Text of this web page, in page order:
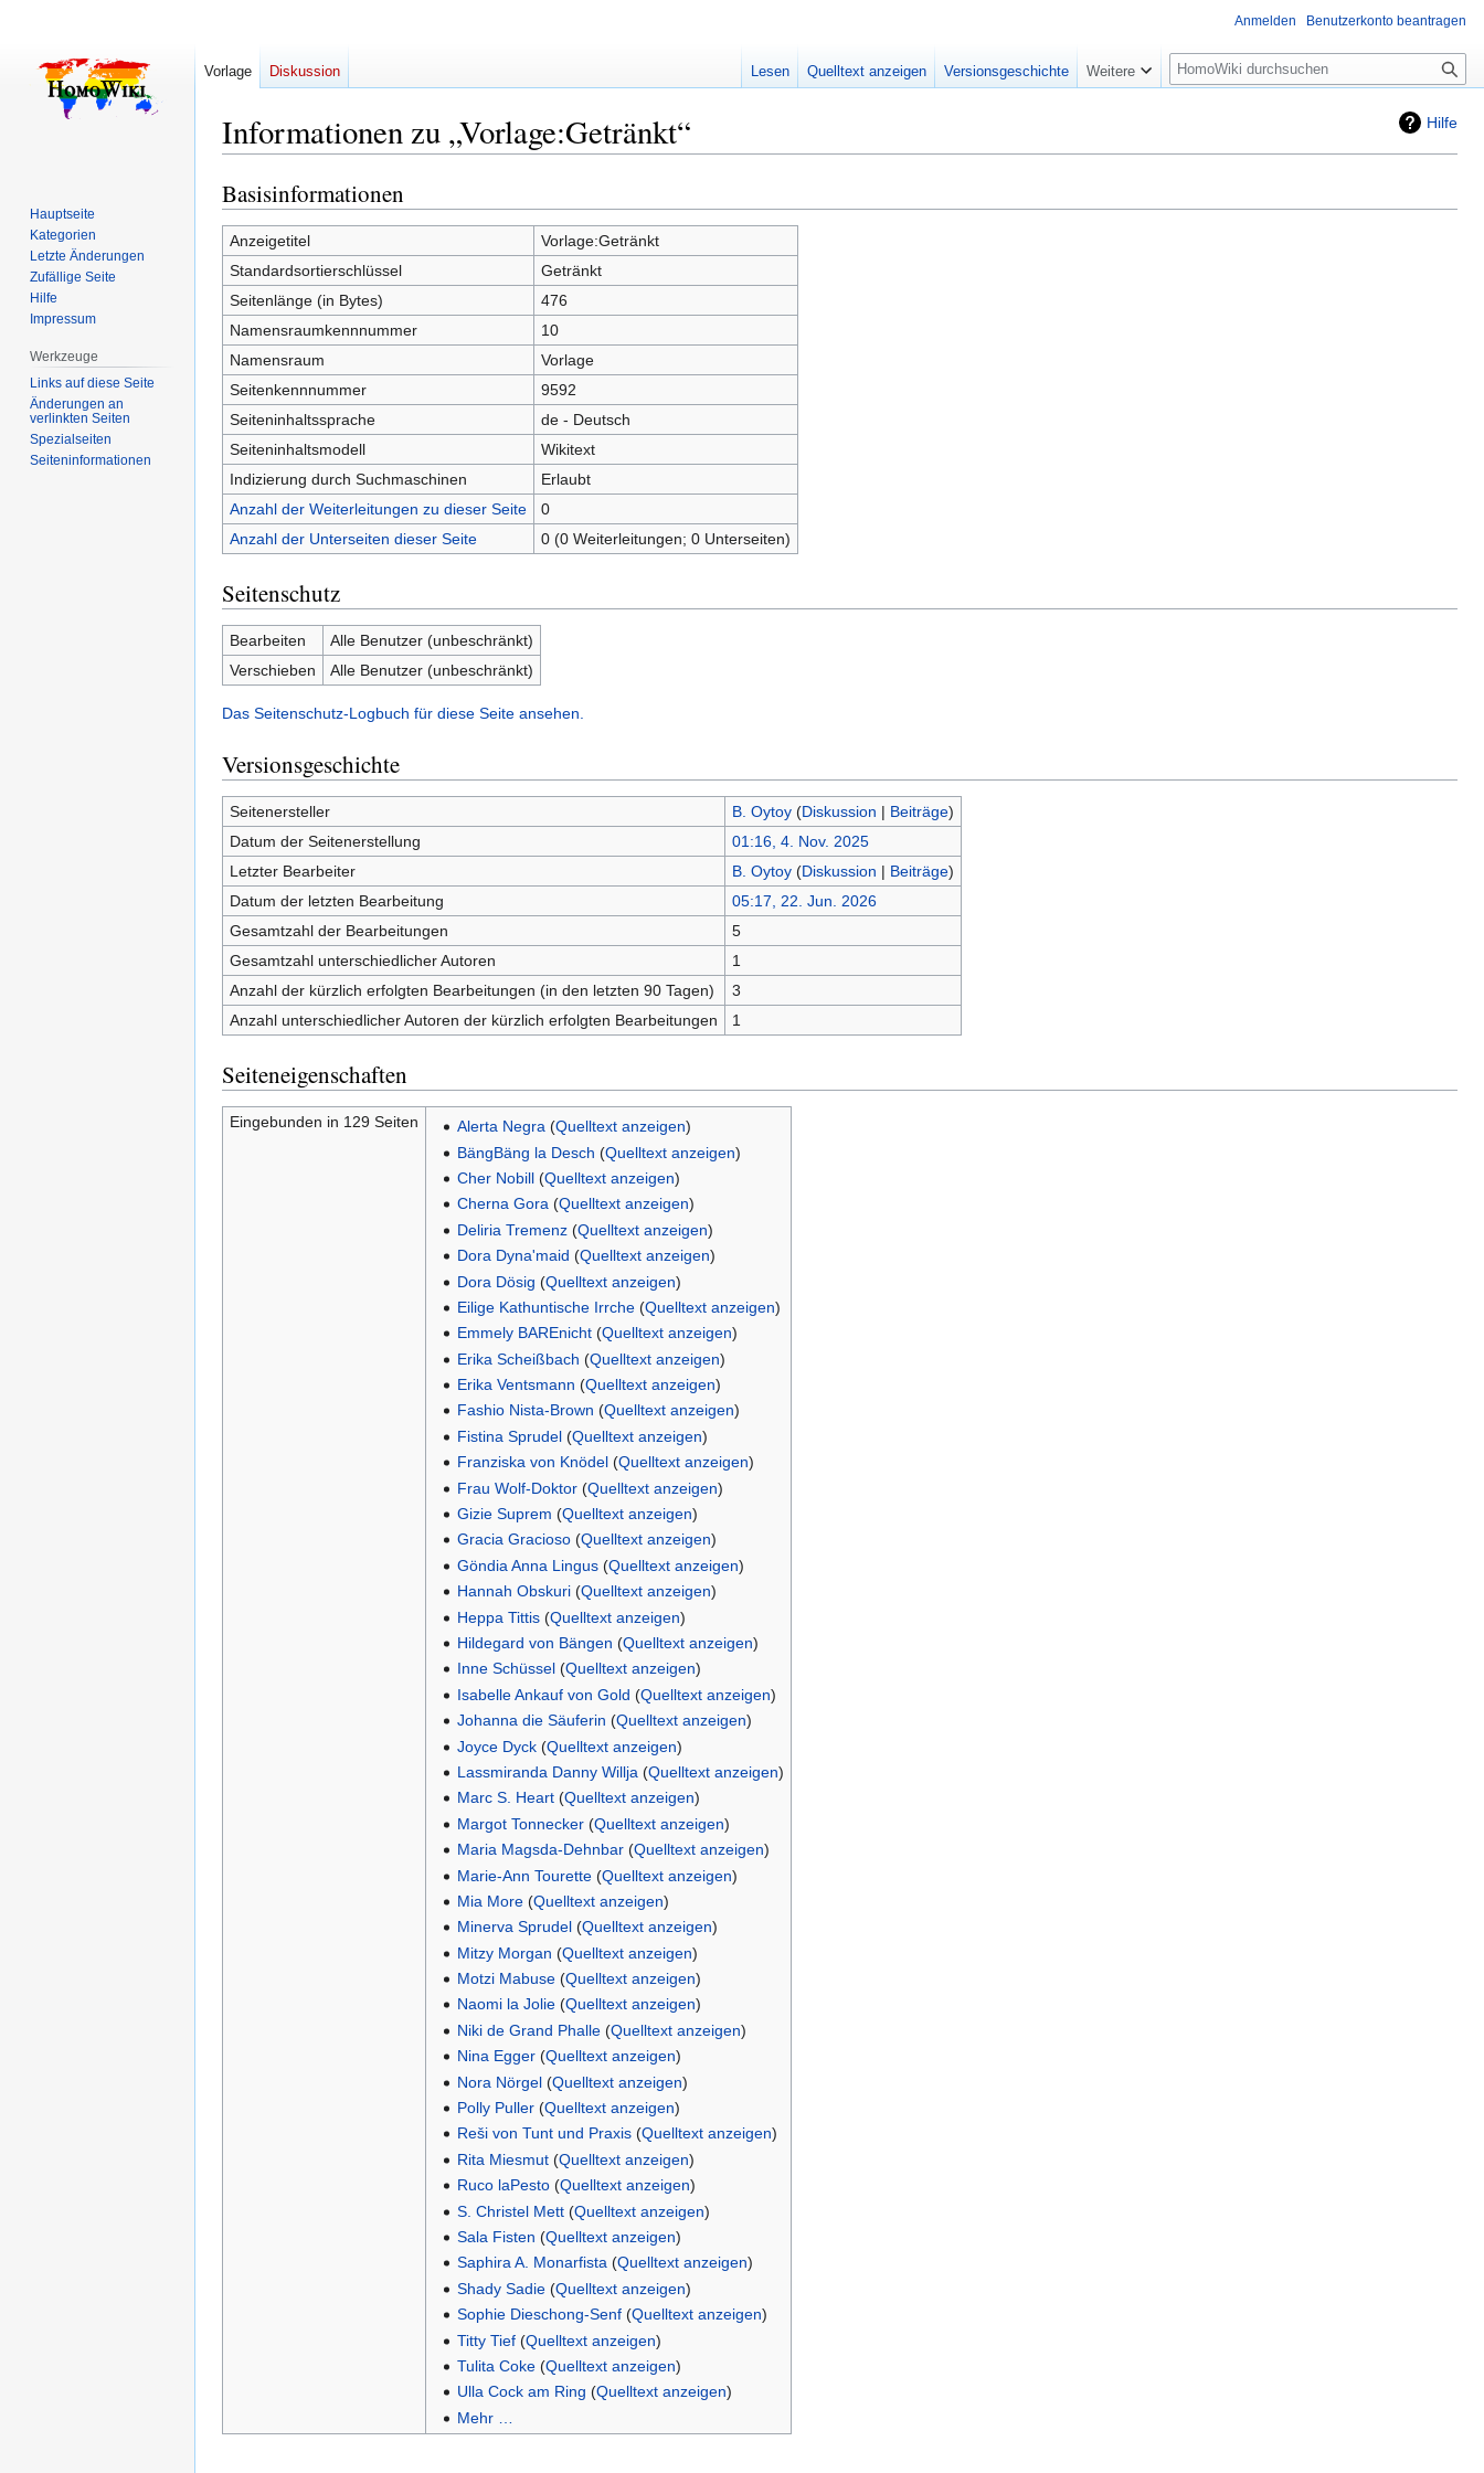
Hilfe
Informationen zu „Vorlage:Getränkt“
Zur
Navigation
springen
Zur
Suche
springen
Basisinformationen
Anzeigetitel
Vorlage:Getränkt
Standardsortierschlüssel
Getränkt
Seitenlänge (in Bytes)
476
Namensraumkennnummer
10
Namensraum
Vorlage
Seitenkennnummer
9592
Seiteninhaltssprache
de - Deutsch
Seiteninhaltsmodell
Wikitext
Indizierung durch Suchmaschinen
Erlaubt
Anzahl der Weiterleitungen zu dieser Seite
0
Anzahl der Unterseiten dieser Seite
0 (0 Weiterleitungen; 0 Unterseiten)
Seitenschutz
Bearbeiten
Alle Benutzer (unbeschränkt)
Verschieben
Alle Benutzer (unbeschränkt)
Das Seitenschutz-Logbuch für diese Seite ansehen.
Versionsgeschichte
Seitenersteller B. Oytoy (Diskussion | Beiträge)
Datum der Seitenerstellung
01:16, 4. Nov. 2025
Letzter Bearbeiter
B. Oytoy (Diskussion | Beiträge)
Datum der letzten Bearbeitung
05:17, 22. Jun. 2026
Gesamtzahl der Bearbeitungen
5
Gesamtzahl unterschiedlicher Autoren
1
Anzahl der kürzlich erfolgten Bearbeitungen (in den letzten 90 Tagen)
3
Anzahl unterschiedlicher Autoren der kürzlich erfolgten Bearbeitungen
1
Seiteneigenschaften
Eingebunden in 129 Seiten Alerta Negra (Quelltext anzeigen)
BängBäng la Desch (Quelltext anzeigen)
Cher Nobill(Quelltext anzeigen)
Cherna Gora(Quelltext anzeigen)
Deliria Tremenz(Quelltext anzeigen)
Dora Dyna'maid (Quelltext anzeigen)
Dora Dösig (Quelltext anzeigen)
Eilige Kathuntische Irrche(Quelltext anzeigen)
Emmely BAREnicht(Quelltext anzeigen)
Erika Scheißbach (Quelltext anzeigen)
Erika Ventsmann (Quelltext anzeigen)
Fashio Nista-Brown (Quelltext anzeigen)
Fistina Sprudel(Quelltext anzeigen)
Franziska von Knödel(Quelltext anzeigen)
Frau Wolf-Doktor(Quelltext anzeigen)
Gizie Suprem (Quelltext anzeigen)
Gracia Gracioso(Quelltext anzeigen)
Göndia Anna Lingus(Quelltext anzeigen)
Hannah Obskuri(Quelltext anzeigen)
Heppa Tittis(Quelltext anzeigen)
Hildegard von Bängen (Quelltext anzeigen)
Inne Schüssel(Quelltext anzeigen)
Isabelle Ankauf von Gold (Quelltext anzeigen)
Johanna die Säuferin (Quelltext anzeigen)
Joyce Dyck(Quelltext anzeigen)
Lassmiranda Danny Willja (Quelltext anzeigen)
Marc S. Heart(Quelltext anzeigen)
Margot Tonnecker(Quelltext anzeigen)
Maria Magsda-Dehnbar(Quelltext anzeigen)
Marie-Ann Tourette(Quelltext anzeigen)
Mia More(Quelltext anzeigen)
Minerva Sprudel(Quelltext anzeigen)
Mitzy Morgan (Quelltext anzeigen)
Motzi Mabuse(Quelltext anzeigen)
Naomi la Jolie(Quelltext anzeigen)
Niki de Grand Phalle(Quelltext anzeigen)
Nina Egger(Quelltext anzeigen)
Nora Nörgel(Quelltext anzeigen)
Polly Puller(Quelltext anzeigen)
Reši von Tunt und Praxis(Quelltext anzeigen)
Rita Miesmut(Quelltext anzeigen)
Ruco laPesto(Quelltext anzeigen)
S. Christel Mett(Quelltext anzeigen)
Sala Fisten (Quelltext anzeigen)
Saphira A. Monarfista(Quelltext anzeigen)
Shady Sadie(Quelltext anzeigen)
Sophie Dieschong-Senf(Quelltext anzeigen)
Titty Tief(Quelltext anzeigen)
Tulita Coke(Quelltext anzeigen)
Ulla Cock am Ring (Quelltext anzeigen)
Mehr …
Anmelden Benutzerkonto beantragen
Vorlage Diskussion Lesen Quelltext anzeigen Versionsgeschichte Weitere
Suche
Hauptseite
Kategorien
Letzte Änderungen
Zufällige Seite
Hilfe
Impressum
Werkzeuge
Links auf diese Seite
Änderungen an
verlinkten Seiten
Spezialseiten
Seiten­­informationen